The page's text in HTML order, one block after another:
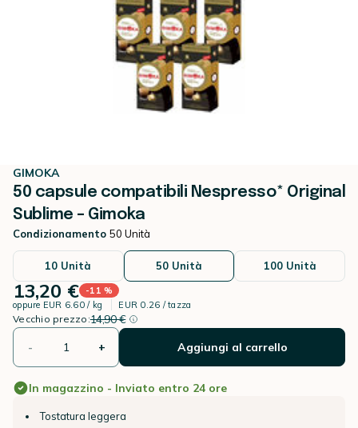
GIMOKA
50 capsule compatibili Nespresso* Original
Sublime – Gimoka
Condizionamento 50 Unità
10 Unità 50 Unità 100 Unità
13,20 €
oppure EUR 6.60 / kg EUR 0.26 / tazza
Invece di
Vecchio prezzo:14,90 €
Percentuale di sconto
-11 %
- + Aggiungi al carrello
In magazzino - Inviato entro 24 ore
Tostatura leggera